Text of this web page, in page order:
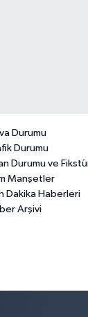
Durumu
Durumu
Durumu ve
Manşetler
Dakika Haberleri
Arşivi